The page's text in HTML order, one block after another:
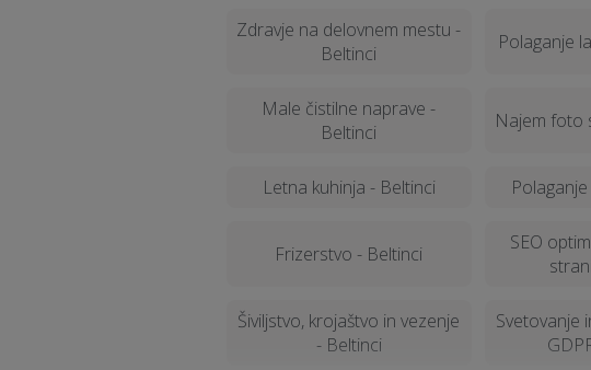
Zdravje na delovnem mestu -
Beltinci
Polaganje
Male čistilne naprave -
Beltinci
Najem foto
Letna kuhinja - Beltinci
Frizerstvo - Beltinci
SEO
Šiviljstvo, krojaštvo in vezenje
- Beltinci
Svetovanje